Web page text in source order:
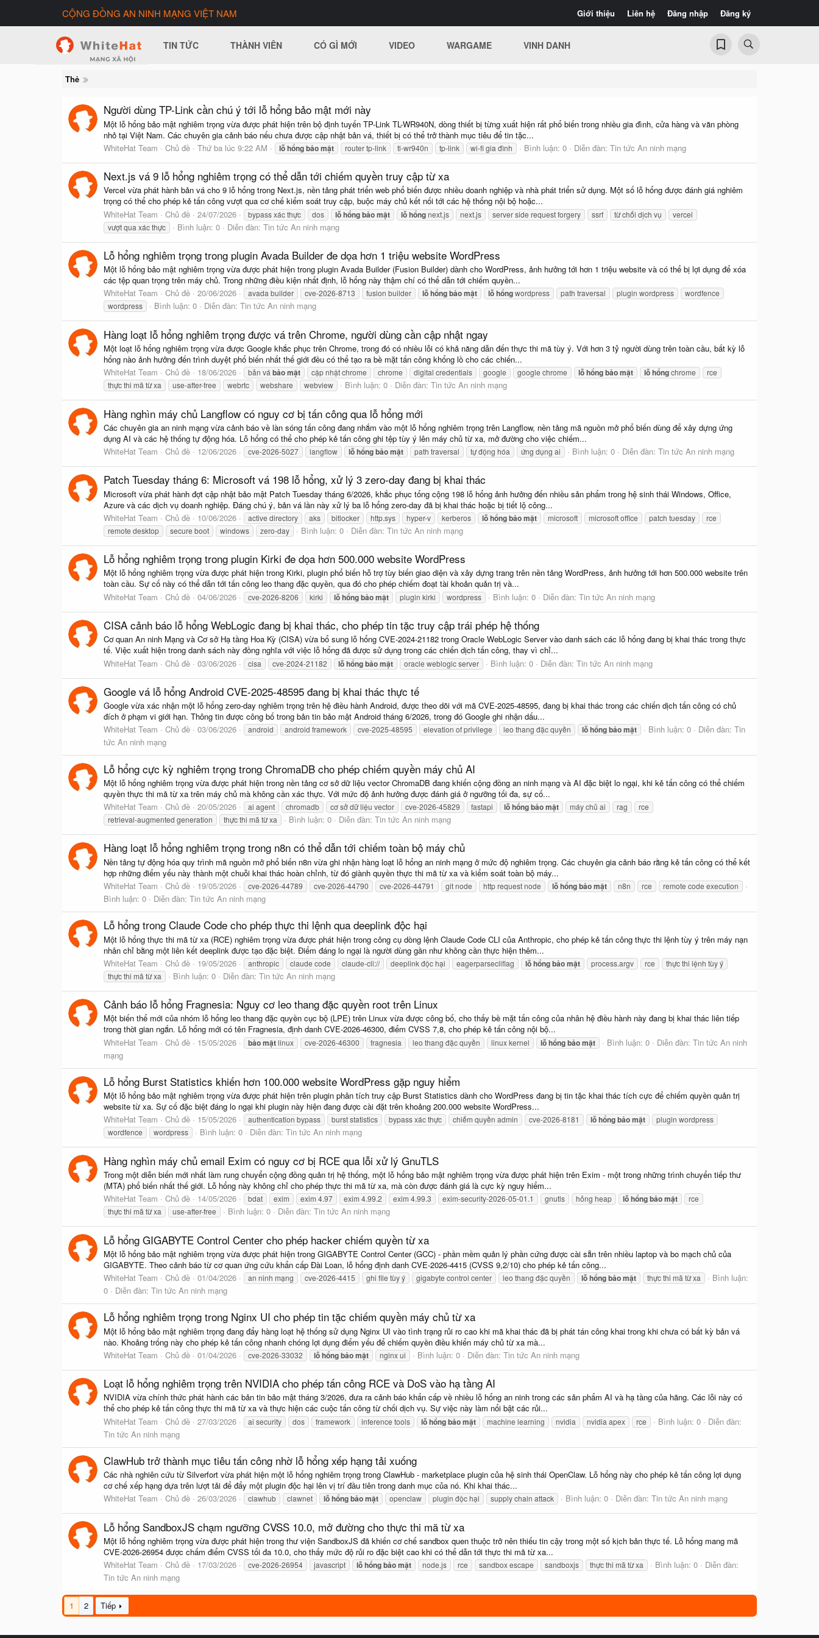
Giới thiệu Liên hệ Đăng nhập Đăng ký
CỘNG ĐỒNG AN NINH MẠNG VIỆT NAM
TIN TỨC THÀNH VIÊN CÓ GÌ MỚI VIDEO WARGAME VINH DANH
Thẻ
Người dùng TP-Link cần chú ý tới lỗ hổng bảo mật mới này
Một lỗ hổng bảo mật nghiêm trọng vừa được phát hiện trên bộ định tuyến TP-Link TL-WR940N, dòng thiết bị từng xuất hiện rất phổ biến trong nhiều gia đình, cửa hàng và văn phòng
nhỏ tại Việt Nam. Các chuyên gia cảnh báo nếu chưa được cập nhật bản vá, thiết bị có thể trở thành mục tiêu để tin tặc...
WhiteHat Team
Chủ đề Thứ ba lúc 9:22 AM lỗhổngbảomật router tp-link tl-wr940n tp-link wi-fi gia đình Bình luận: 0 Diễn đàn: Tin tức An ninh mạng
Next.js vá 9 lỗ hổng nghiêm trọng có thể dẫn tới chiếm quyền truy cập từ xa
Vercel vừa phát hành bản vá cho 9 lỗ hổng trong Next.js, nền tảng phát triển web phổ biến được nhiều doanh nghiệp và nhà phát triển sử dụng. Một số lỗ hổng được đánh giá nghiêm
trọng có thể cho phép kẻ tấn công vượt qua cơ chế kiểm soát truy cập, buộc máy chủ kết nối tới các hệ thống nội bộ hoặc...
WhiteHat Team
Chủ đề 24/07/2026 bypass xác thực dos lỗhổngbảomật lỗhổngnext.js next.js server side request forgery ssrf từ chối dịch vụ
vercel
vượt qua xác thực
Bình luận: 0 Diễn đàn: Tin tức An ninh mạng
Lỗ hổng nghiêm trọng trong plugin Avada Builder đe dọa hơn 1 triệu website WordPress
Một lỗ hổng bảo mật nghiêm trọng vừa được phát hiện trong plugin Avada Builder (Fusion Builder) dành cho WordPress, ảnh hưởng tới hơn 1 triệu website và có thể bị lợi dụng để xóa
các tệp quan trọng trên máy chủ. Trong những điều kiện nhất định, lỗ hổng này thậm chí có thể dẫn tới chiếm quyền...
WhiteHat Team
Chủ đề 20/06/2026 avada builder cve-2026-8713 fusion builder lỗhổngbảomật lỗhổngwordpress path traversal plugin wordpress
wordfence
wordpress
Bình luận: 0 Diễn đàn: Tin tức An ninh mạng
Hàng loạt lỗ hổng nghiêm trọng được vá trên Chrome, người dùng cần cập nhật ngay
Một loạt lỗ hổng nghiêm trọng vừa được Google khắc phục trên Chrome, trong đó có nhiều lỗi có khả năng dẫn đến thực thi mã tùy ý. Với hơn 3 tỷ người dùng trên toàn cầu, bất kỳ lỗ
hổng nào ảnh hưởng đến trình duyệt phổ biến nhất thế giới đều có thể tạo ra bề mặt tấn công khổng lồ cho các chiến...
WhiteHat Team
Chủ đề 18/06/2026 bản vá bảomật cập nhật chrome chrome digital credentials google google chrome lỗhổngbảomật lỗhổngchrome
rce
thực thi mã từ xa
use-after-free webrtc webshare webview Bình luận: 0 Diễn đàn: Tin tức An ninh mạng
Hàng nghìn máy chủ Langflow có nguy cơ bị tấn công qua lỗ hổng mới
Các chuyên gia an ninh mạng vừa cảnh báo về làn sóng tấn công đang nhắm vào một lỗ hổng nghiêm trọng trên Langflow, nền tảng mã nguồn mở phổ biến dùng để xây dựng ứng
dụng AI và các hệ thống tự động hóa. Lỗ hổng có thể cho phép kẻ tấn công ghi tệp tùy ý lên máy chủ từ xa, mở đường cho việc chiếm...
WhiteHat Team
Chủ đề 12/06/2026 cve-2026-5027 langflow lỗhổngbảomật path traversal tự động hóa ứng dụng ai Bình luận: 0 Diễn đàn: Tin tức An ninh mạng
Patch Tuesday tháng 6: Microsoft vá 198 lỗ hổng, xử lý 3 zero-day đang bị khai thác
Microsoft vừa phát hành đợt cập nhật bảo mật Patch Tuesday tháng 6/2026, khắc phục tổng cộng 198 lỗ hổng ảnh hưởng đến nhiều sản phẩm trong hệ sinh thái Windows, Office,
Azure và các dịch vụ doanh nghiệp. Đáng chú ý, bản vá lần này xử lý ba lỗ hổng zero-day đã bị khai thác hoặc bị tiết lộ công...
WhiteHat Team
Chủ đề 10/06/2026 active directory aks bitlocker http.sys hyper-v kerberos lỗhổngbảomật microsoft microsoft office patch tuesday
rce
remote desktop
secure boot windows zero-day Bình luận: 0 Diễn đàn: Tin tức An ninh mạng
Lỗ hổng nghiêm trọng trong plugin Kirki đe dọa hơn 500.000 website WordPress
Một lỗ hổng nghiêm trọng vừa được phát hiện trong Kirki, plugin phổ biến hỗ trợ tùy biến giao diện và xây dựng trang trên nền tảng WordPress, ảnh hưởng tới hơn 500.000 website trên
toàn cầu. Sự cố này có thể dẫn tới tấn công leo thang đặc quyền, qua đó cho phép chiếm đoạt tài khoản quản trị và...
WhiteHat Team
Chủ đề 04/06/2026 cve-2026-8206 kirki lỗhổngbảomật plugin kirki wordpress Bình luận: 0 Diễn đàn: Tin tức An ninh mạng
CISA cảnh báo lỗ hổng WebLogic đang bị khai thác, cho phép tin tặc truy cập trái phép hệ thống
Cơ quan An ninh Mạng và Cơ sở Hạ tầng Hoa Kỳ (CISA) vừa bổ sung lỗ hổng CVE-2024-21182 trong Oracle WebLogic Server vào danh sách các lỗ hổng đang bị khai thác trong thực
tế. Việc xuất hiện trong danh sách này đồng nghĩa với việc lỗ hổng đã được sử dụng trong các chiến dịch tấn công, thay vì chỉ...
WhiteHat Team
Chủ đề 03/06/2026 cisa cve-2024-21182 lỗhổngbảomật oracle weblogic server Bình luận: 0 Diễn đàn: Tin tức An ninh mạng
Google vá lỗ hổng Android CVE-2025-48595 đang bị khai thác thực tế
Google vừa xác nhận một lỗ hổng zero-day nghiêm trọng trên hệ điều hành Android, được theo dõi với mã CVE-2025-48595, đang bị khai thác trong các chiến dịch tấn công có chủ
đích ở phạm vi giới hạn. Thông tin được công bố trong bản tin bảo mật Android tháng 6/2026, trong đó Google ghi nhận dấu...
WhiteHat Team
Chủ đề 03/06/2026 android android framework cve-2025-48595 elevation of privilege leo thang đặc quyền lỗhổngbảomật Bình luận: 0 Diễn đàn: Tin
tức An ninh mạng
Lỗ hổng cực kỳ nghiêm trọng trong ChromaDB cho phép chiếm quyền máy chủ AI
Một lỗ hổng nghiêm trọng vừa được phát hiện trong nền tảng cơ sở dữ liệu vector ChromaDB đang khiến cộng đồng an ninh mạng và AI đặc biệt lo ngại, khi kẻ tấn công có thể chiếm
quyền thực thi mã từ xa trên máy chủ mà không cần xác thực. Với mức độ ảnh hưởng được đánh giá ở ngưỡng tối đa, sự cố...
WhiteHat Team
Chủ đề 20/05/2026 ai agent chromadb cơ sở dữ liệu vector cve-2026-45829 fastapi lỗhổngbảomật máy chủ ai rag
rce
retrieval-augmented generation
thực thi mã từ xa Bình luận: 0 Diễn đàn: Tin tức An ninh mạng
Hàng loạt lỗ hổng nghiêm trọng trong n8n có thể dẫn tới chiếm toàn bộ máy chủ
Nền tảng tự động hóa quy trình mã nguồn mở phổ biến n8n vừa ghi nhận hàng loạt lỗ hổng an ninh mạng ở mức độ nghiêm trọng. Các chuyên gia cảnh báo rằng kẻ tấn công có thể kết
hợp những điểm yếu này thành một chuỗi khai thác hoàn chỉnh, từ đó giành quyền thực thi mã từ xa và kiểm soát toàn bộ máy...
WhiteHat Team
Chủ đề 19/05/2026 cve-2026-44789 cve-2026-44790 cve-2026-44791 git node http request node lỗhổngbảomật n8n rce remote code execution
Bình luận: 0 Diễn đàn: Tin tức An ninh mạng
Lỗ hổng trong Claude Code cho phép thực thi lệnh qua deeplink độc hại
Một lỗ hổng thực thi mã từ xa (RCE) nghiêm trọng vừa được phát hiện trong công cụ dòng lệnh Claude Code CLI của Anthropic, cho phép kẻ tấn công thực thi lệnh tùy ý trên máy nạn
nhân chỉ bằng một liên kết deeplink được tạo đặc biệt. Điểm đáng lo ngại là người dùng gần như không cần thực hiện thêm...
WhiteHat Team
Chủ đề 19/05/2026 anthropic claude code claude-cli:// deeplink độc hại eagerparsecliflag lỗhổngbảomật process.argv rce
thực thi lệnh tùy ý
thực thi mã từ xa
Bình luận: 0 Diễn đàn: Tin tức An ninh mạng
Cảnh báo lỗ hổng Fragnesia: Nguy cơ leo thang đặc quyền root trên Linux
Một biến thể mới của nhóm lỗ hổng leo thang đặc quyền cục bộ (LPE) trên Linux vừa được công bố, cho thấy bề mặt tấn công của nhân hệ điều hành này đang bị khai thác liên tiếp
trong thời gian ngắn. Lỗ hổng mới có tên Fragnesia, định danh CVE-2026-46300, điểm CVSS 7,8, cho phép kẻ tấn công nội bộ...
WhiteHat Team
Chủ đề 15/05/2026 bảomậtlinux cve-2026-46300 fragnesia leo thang đặc quyền linux kernel lỗhổngbảomật Bình luận: 0 Diễn đàn: Tin tức An ninh
mạng
Lỗ hổng Burst Statistics khiến hơn 100.000 website WordPress gặp nguy hiểm
Một lỗ hổng bảo mật nghiêm trọng vừa được phát hiện trên plugin phân tích truy cập Burst Statistics dành cho WordPress đang bị tin tặc khai thác tích cực để chiếm quyền quản trị
website từ xa. Sự cố đặc biệt đáng lo ngại khi plugin này hiện đang được cài đặt trên khoảng 200.000 website WordPress...
WhiteHat Team
Chủ đề 15/05/2026 authentication bypass burst statistics bypass xác thực chiếm quyền admin cve-2026-8181 lỗhổngbảomật
plugin wordpress
wordfence
wordpress Bình luận: 0 Diễn đàn: Tin tức An ninh mạng
Hàng nghìn máy chủ email Exim có nguy cơ bị RCE qua lỗi xử lý GnuTLS
Trong một diễn biến mới nhất làm rung chuyển cộng đồng quản trị hệ thống, một lỗ hổng bảo mật nghiêm trọng vừa được phát hiện trên Exim - một trong những trình chuyển tiếp thư
(MTA) phổ biến nhất thế giới. Lỗ hổng này không chỉ cho phép thực thi mã từ xa, mà còn được đánh giá là cực kỳ nguy hiểm...
WhiteHat Team
Chủ đề 14/05/2026 bdat exim exim 4.97 exim 4.99.2 exim 4.99.3 exim-security-2026-05-01.1 gnutls hỏng heap lỗhổngbảomật
rce
thực thi mã từ xa
use-after-free Bình luận: 0 Diễn đàn: Tin tức An ninh mạng
Lỗ hổng GIGABYTE Control Center cho phép hacker chiếm quyền từ xa
Một lỗ hổng bảo mật nghiêm trọng vừa được phát hiện trong GIGABYTE Control Center (GCC) - phần mềm quản lý phần cứng được cài sẵn trên nhiều laptop và bo mạch chủ của
GIGABYTE. Theo cảnh báo từ cơ quan ứng cứu khẩn cấp Đài Loan, lỗ hổng định danh CVE-2026-4415 (CVSS 9,2/10) cho phép kẻ tấn công...
WhiteHat Team
Chủ đề 01/04/2026 an ninh mạng cve-2026-4415 ghi file tùy ý gigabyte control center leo thang đặc quyền lỗhổngbảomật thực thi mã từ xa
Bình luận:
0
Diễn đàn: Tin tức An ninh mạng
Lỗ hổng nghiêm trọng trong Nginx UI cho phép tin tặc chiếm quyền máy chủ từ xa
Một lỗ hổng bảo mật nghiêm trọng đang đẩy hàng loạt hệ thống sử dụng Nginx UI vào tình trạng rủi ro cao khi mã khai thác đã bị phát tán công khai trong khi chưa có bất kỳ bản vá
nào. Khoảng trống này cho phép kẻ tấn công nhanh chóng lợi dụng điểm yếu để chiếm quyền điều khiển máy chủ từ xa mà...
WhiteHat Team
Chủ đề 01/04/2026 cve-2026-33032 lỗhổngbảomật nginx ui Bình luận: 0 Diễn đàn: Tin tức An ninh mạng
Loạt lỗ hổng nghiêm trọng trên NVIDIA cho phép tấn công RCE và DoS vào hạ tầng AI
NVIDIA vừa chính thức phát hành các bản tin bảo mật tháng 3/2026, đưa ra cảnh báo khẩn cấp về nhiều lỗ hổng an ninh trong các sản phẩm AI và hạ tầng của hãng. Các lỗi này có
thể cho phép kẻ tấn công thực thi mã từ xa và thực hiện các cuộc tấn công từ chối dịch vụ. Sự việc này làm nổi bật các rủi...
WhiteHat Team
Chủ đề 27/03/2026 ai security dos framework inference tools lỗhổngbảomật machine learning nvidia nvidia apex rce Bình luận: 0
Diễn đàn:
Tin tức An ninh mạng
ClawHub trở thành mục tiêu tấn công nhờ lỗ hổng xếp hạng tải xuống
Các nhà nghiên cứu từ Silverfort vừa phát hiện một lỗ hổng nghiêm trọng trong ClawHub - marketplace plugin của hệ sinh thái OpenClaw. Lỗ hổng này cho phép kẻ tấn công lợi dụng
cơ chế xếp hạng dựa trên lượt tải để đẩy một plugin độc hại lên vị trí đầu tiên trong danh mục của nó. Khi khai thác...
WhiteHat Team
Chủ đề 26/03/2026 clawhub clawnet lỗhổngbảomật openclaw plugin độc hại supply chain attack Bình luận: 0 Diễn đàn: Tin tức An ninh mạng
Lỗ hổng SandboxJS chạm ngưỡng CVSS 10.0, mở đường cho thực thi mã từ xa
Một lỗ hổng nghiêm trọng vừa được phát hiện trong thư viện SandboxJS đã khiến cơ chế sandbox quen thuộc trở nên thiếu tin cậy trong một số kịch bản thực tế. Lỗ hổng mang mã
CVE-2026-26954 được chấm điểm CVSS tối đa 10.0, cho thấy mức độ rủi ro đặc biệt cao khi có thể dẫn tới thực thi mã từ xa...
WhiteHat Team
Chủ đề 17/03/2026 cve-2026-26954 javascript lỗhổngbảomật node.js rce sandbox escape sandboxjs thực thi mã từ xa Bình luận: 0
Diễn đàn:
Tin tức An ninh mạng
1 2 Tiếp